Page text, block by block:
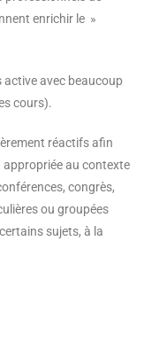
enrichir le »
avec beaucoup
cours).
réactifs afin
appropriée au contexte
congrès,
ou groupées
sujets, à la